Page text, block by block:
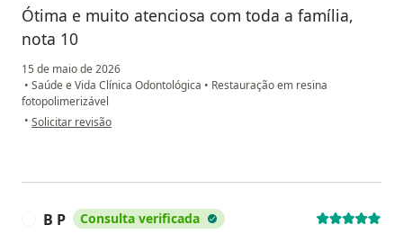
Ótima e muito atenciosa com toda a família,
nota 10
15 de maio de 2026
• Saúde e Vida Clínica Odontológica • Restauração em resina
fotopolimerizável
• na opinião do utilizador Talyane
Solicitar revisão
B P Consulta verificada